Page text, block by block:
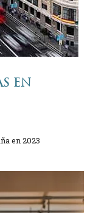
EN
en 2023